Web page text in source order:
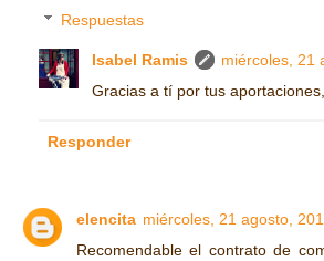
Respuestas
Isabel Ramis
miércoles, 21
Gracias a tí por tus
Responder
elencita miércoles, 21 agosto,
Recomendable el contrato de